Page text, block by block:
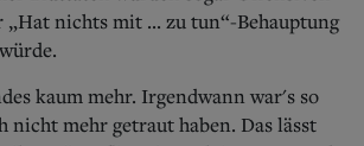
„Hat nichts mit ... zu tun“-Behauptung
kaum mehr. Irgendwann war's so
nicht mehr getraut haben. Das lässt